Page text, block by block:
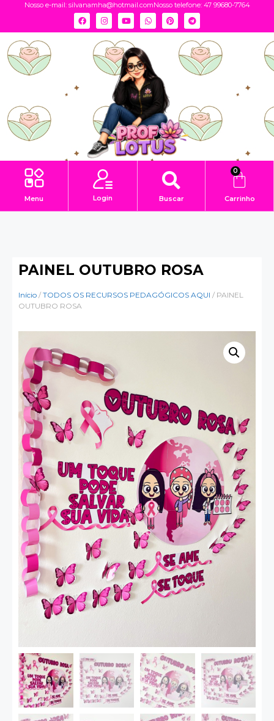
Nosso e-mail: silvanamha@hotmail.comNosso telefone: 47 99680-7764
Menu Login Buscar
0
Carrinho
PAINEL OUTUBRO ROSA
Início / TODOS OS RECURSOS PEDAGÓGICOS AQUI / PAINEL
OUTUBRO ROSA